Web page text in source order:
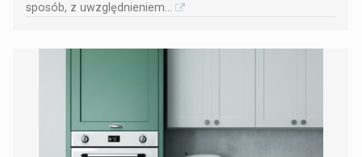
sposób, z uwzględnieniem...